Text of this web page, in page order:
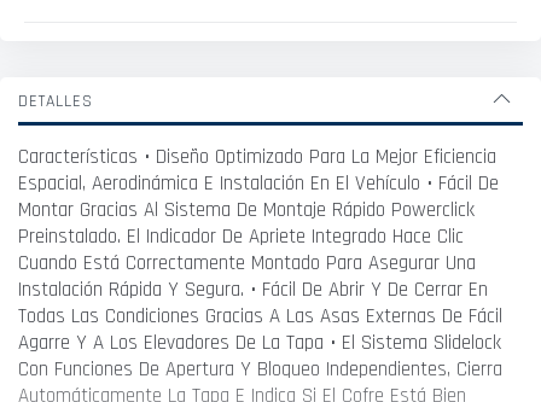
DETALLES
Características • Diseño Optimizado Para La Mejor Eficiencia
Espacial, Aerodinámica E Instalación En El Vehículo • Fácil De
Montar Gracias Al Sistema De Montaje Rápido Powerclick
Preinstalado. El Indicador De Apriete Integrado Hace Clic
Cuando Está Correctamente Montado Para Asegurar Una
Instalación Rápida Y Segura. • Fácil De Abrir Y De Cerrar En
Todas Las Condiciones Gracias A Las Asas Externas De Fácil
Agarre Y A Los Elevadores De La Tapa • El Sistema Slidelock
Con Funciones De Apertura Y Bloqueo Independientes, Cierra
Automáticamente La Tapa E Indica Si El Cofre Está Bien